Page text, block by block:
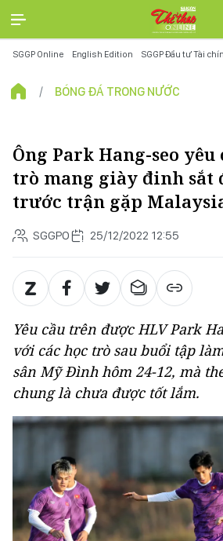
SGGP Online English Edition SGGP Đầu tư Tài
BÓNG ĐÁ TRONG NƯỚC
Ông Park Hang-seo yêu
trò mang giày đinh sắt
trước trận gặp
SGGPO 25/12/2022 12:55
Yêu cầu trên được HLV Park
với các học trò sau buổi tập
sân Mỹ Đình hôm 24-12, mà
chung là chưa được tốt lắm.